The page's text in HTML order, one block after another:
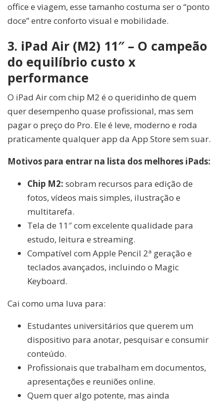
office e viagem, esse tamanho costuma ser o “ponto
doce” entre conforto visual e mobilidade.
3. iPad Air (M2) 11″ – O campeão
do equilíbrio custo x
performance
O iPad Air com chip M2 é o queridinho de quem
quer desempenho quase profissional, mas sem
pagar o preço do Pro. Ele é leve, moderno e roda
praticamente qualquer app da App Store sem suar.
Motivos para entrar na lista dos melhores iPads:
Chip M2: sobram recursos para edição de
fotos, vídeos mais simples, ilustração e
multitarefa.
Tela de 11″ com excelente qualidade para
estudo, leitura e streaming.
Compatível com Apple Pencil 2ª geração e
teclados avançados, incluindo o Magic
Keyboard.
Cai como uma luva para:
Estudantes universitários que querem um
dispositivo para anotar, pesquisar e consumir
conteúdo.
Profissionais que trabalham em documentos,
apresentações e reuniões online.
Quem quer algo potente, mas ainda